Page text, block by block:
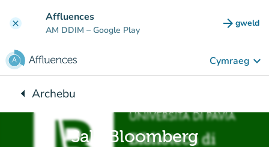
clear Affluences
AM DDIM – Google Play arrow_forward gweld
(tab
Cymraeg keyboard_arrow_down
arrow_leftYn ôl i:
Archebu
Sala Bloomberg